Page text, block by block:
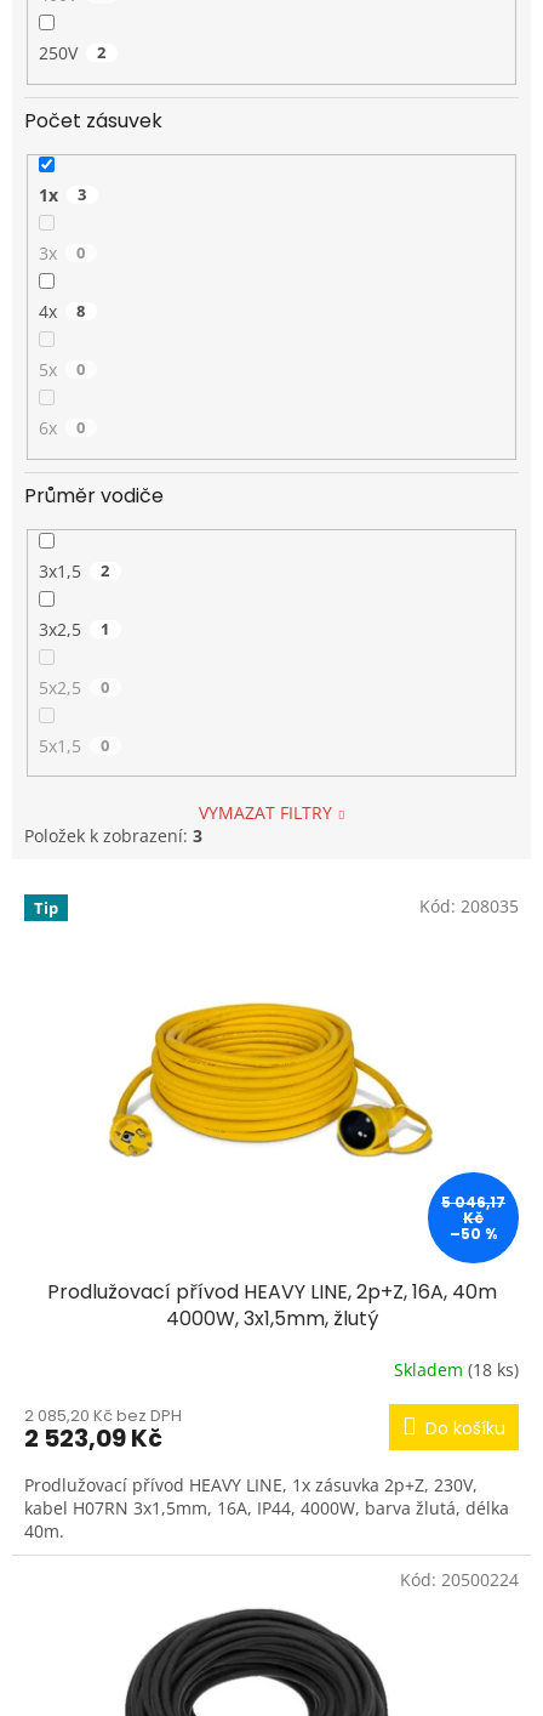
250V 2
Počet zásuvek
1x 3
3x 0
4x 8
5x 0
6x 0
Průměr vodiče
3x1,5 2
3x2,5 1
5x2,5 0
5x1,5 0
VYMAZAT FILTRY
Položek k zobrazení: 3
V Tip
5 046,17
Kč
–50 %
Prodlužovací přívod HEAVY LINE, 2p+Z, 16A, 40m
4000W, 3x1,5mm, žlutý
Skladem (18 ks)
2 085,20 Kč bez DPH
2 523,09 Kč Do košíku
Prodlužovací přívod HEAVY LINE, 1x zásuvka 2p+Z, 230V,
kabel H07RN 3x1,5mm, 16A, IP44, 4000W, barva žlutá, délka
40m.
Kód: 208035
Kód: 20500224